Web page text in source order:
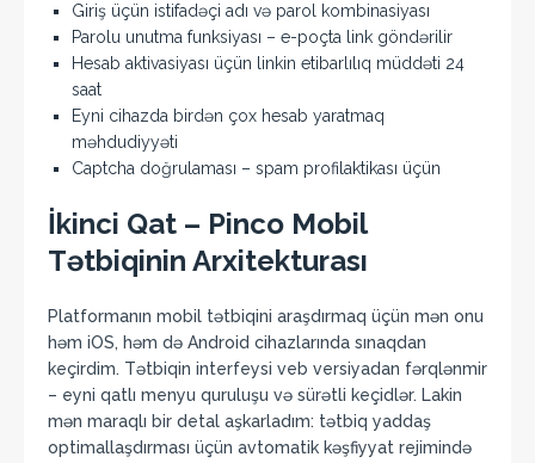
Giriş üçün istifadəçi adı və parol kombinasiyası
Parolu unutma funksiyası – e-poçta link göndərilir
Hesab aktivasiyası üçün linkin etibarlılıq müddəti 24
saat
Eyni cihazda birdən çox hesab yaratmaq
məhdudiyyəti
Captcha doğrulaması – spam profilaktikası üçün
İkinci Qat – Pinco Mobil
Tətbiqinin Arxitekturası
Platformanın mobil tətbiqini araşdırmaq üçün mən onu
həm iOS, həm də Android cihazlarında sınaqdan
keçirdim. Tətbiqin interfeysi veb versiyadan fərqlənmir
– eyni qatlı menyu quruluşu və sürətli keçidlər. Lakin
mən maraqlı bir detal aşkarladım: tətbiq yaddaş
optimallaşdırması üçün avtomatik kəşfiyyat rejimində